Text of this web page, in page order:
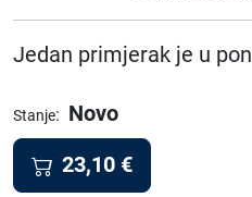
Jedan primjerak je u
Stanje: Novo
23,10 €